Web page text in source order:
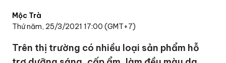
Mộc Trà
Thứ năm, 25/3/2021 17:00 (GMT+7)
Trên thị trường có nhiều loại sản phẩm hỗ